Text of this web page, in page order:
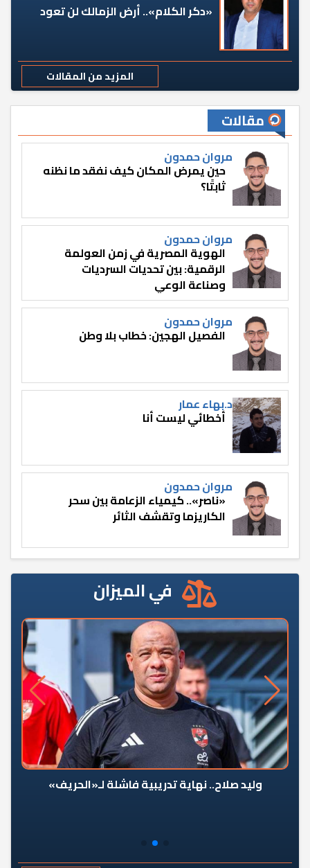
«دكر الكلام».. أرض الزمالك لن تعود
المزيد من المقالات
مقالات
مروان حمدون
حين يمرض المكان كيف نفقد ما نظنه
ثابتًا؟
مروان حمدون
الهوية المصرية في زمن العولمة
الرقمية: بين تحديات السرديات
وصناعة الوعي
مروان حمدون
الفصيل الهجين: خطاب بلا وطن
د.بهاء عمار
أخطائي ليست أنا
مروان حمدون
«ناصر».. كيمياء الزعامة بين سحر
الكاريزما وتقشف الثائر
في الميزان
وليد صلاح.. نهاية تدريبية فاشلة لـ«الحريف»